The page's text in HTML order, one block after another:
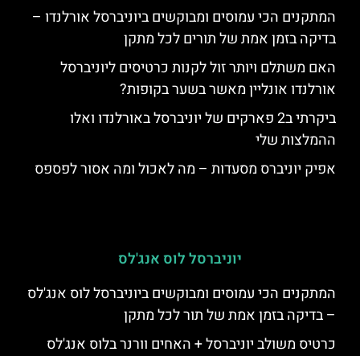
המתקנים הכי עמוסים ומבוקשים ביוניברסל אורלנדו –
בדיקה בזמן אמת של תורים לכל מתקן
האם משתלם ויותר זול לקנות כרטיסים ליוניברסל
אורלנדו אונליין מאשר בשער בקופות?
ביקרתי ב2 פארקים של יוניברסל באורלנדו ואלו
ההמלצות שלי
אפיק יוניברס מסעדות – מה לאכול ומה אסור לפספס
יוניברסל לוס אנג'לס
המתקנים הכי עמוסים ומבוקשים ביוניברסל לוס אנג'לס
– בדיקה בזמן אמת של תור לכל מתקן
כרטיס משולב יוניברסל + האחים וורנר בלוס אנג'לס